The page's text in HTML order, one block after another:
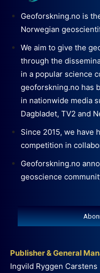
Geoforskning.no is
Norwegian
We aim to give the
through the
in a popular science
geoforskning.no has
in nationwide media
Dagbladet, TV2 and
Since 2015, we have
competition in
Geoforskning.no
geoscience
Publisher & General
Ingvild Ryggen Carstens